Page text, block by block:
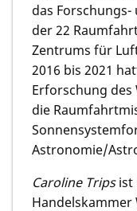
das
der 22
Zentrums für
2016 bis 2021
Erforschung des
die
Astronomie/
Caroline Tripsist